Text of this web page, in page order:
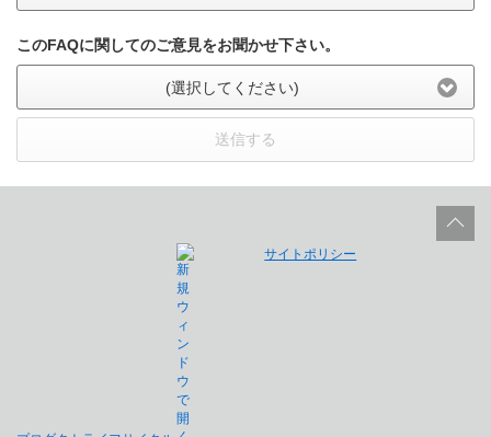
このFAQに関してのご意見をお聞かせ下さい。
(選択してください)
送信する
サイトポリシー